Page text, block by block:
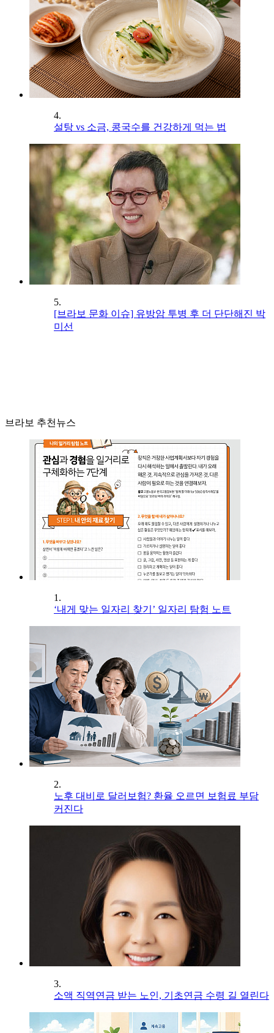
4.
설탕 vs 소금, 콩국수를 건강하게 먹는 법
5.
[브라보 문화 이슈] 유방암 투병 후 더 단단해진 박
미선
브라보 추천뉴스
1.
‘내게 맞는 일자리 찾기’ 일자리 탐험 노트
2.
노후 대비로 달러보험? 환율 오르면 보험료 부담
커진다
3.
소액 직역연금 받는 노인, 기초연금 수령 길 열린다